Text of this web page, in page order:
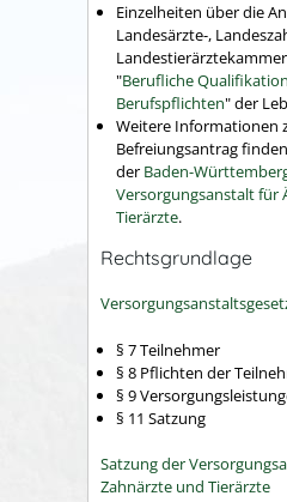
Einzelheiten über die
Landesärzte-,
"Berufliche
Berufspflichten" der
Weitere Informationen
Befreiungsantrag
der Baden-
Versorgungsanstalt für
Tierärzte.
Rechtsgrundlage
§ 7 Teilnehmer
§ 8 Pflichten der
§ 9
§ 11 Satzung
Satzung der
Zahnärzte und Tierärzte